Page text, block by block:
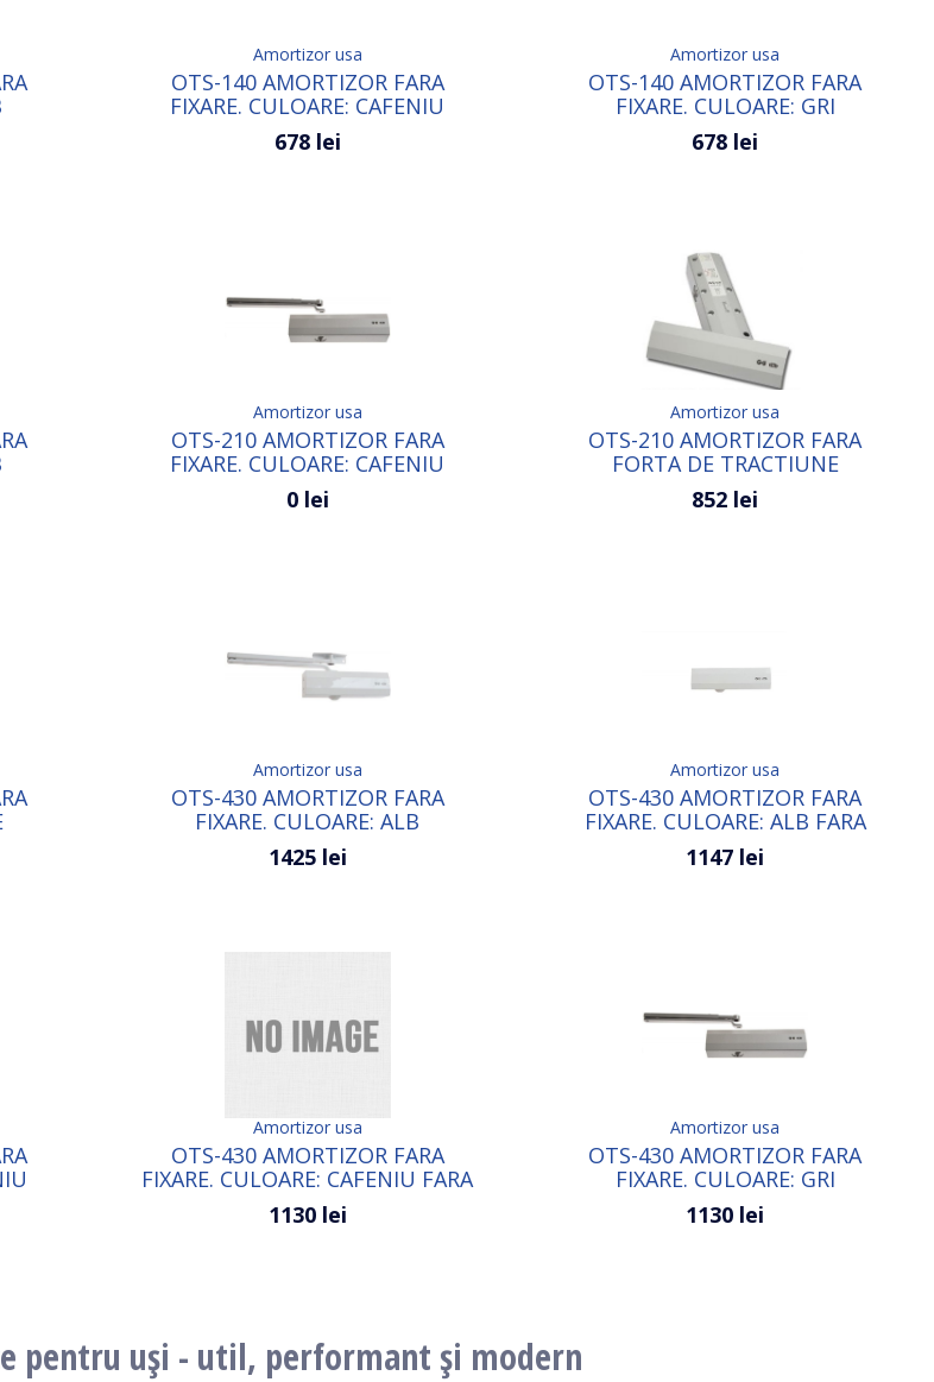
Amortizor usa
OTS-140 AMORTIZOR FARA
FIXARE. CULOARE: CAFENIU
678 lei
Amortizor usa
OTS-140 AMORTIZOR FARA
FIXARE. CULOARE: GRI
678 lei
Amortizor usa
OTS-210 AMORTIZOR FARA
FIXARE. CULOARE: CAFENIU
0 lei
Amortizor usa
OTS-210 AMORTIZOR FARA
FORTA DE TRACTIUNE
CULOARE:ALB
852 lei
Amortizor usa
OTS-430 AMORTIZOR FARA
FIXARE. CULOARE: ALB
1425 lei
Amortizor usa
OTS-430 AMORTIZOR FARA
FIXARE. CULOARE: ALB FARA
SUPORT
1147 lei
Amortizor usa
OTS-430 AMORTIZOR FARA
FIXARE. CULOARE: CAFENIU FARA
SUPORT
1130 lei
Amortizor usa
OTS-430 AMORTIZOR FARA
FIXARE. CULOARE: GRI
1130 lei
pentru uși - util, performant și modern